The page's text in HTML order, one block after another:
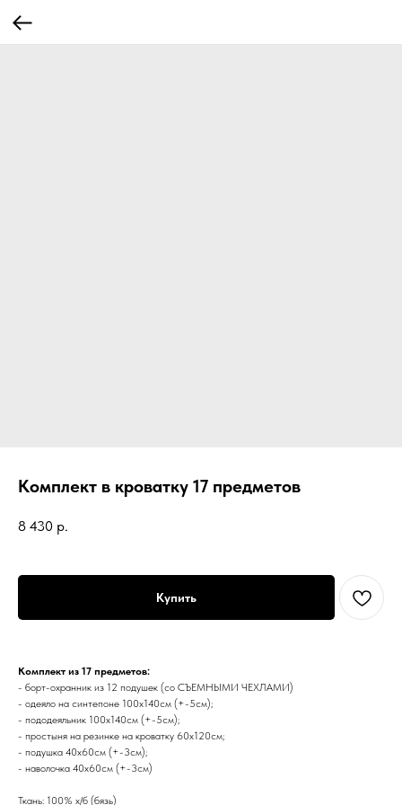
Комплект в кроватку 17 предметов
8 430 р.
Купить
Комплект из 17 предметов:
- борт-охранник из 12 подушек (со СЪЕМНЫМИ ЧЕХЛАМИ)
- одеяло на синтепоне 100х140см (+-5см);
- пододеяльник 100х140см (+-5см);
- простыня на резинке на кроватку 60х120см;
- подушка 40х60см (+-3см);
- наволочка 40х60см (+-3см)
Ткань: 100% х/б (бязь)